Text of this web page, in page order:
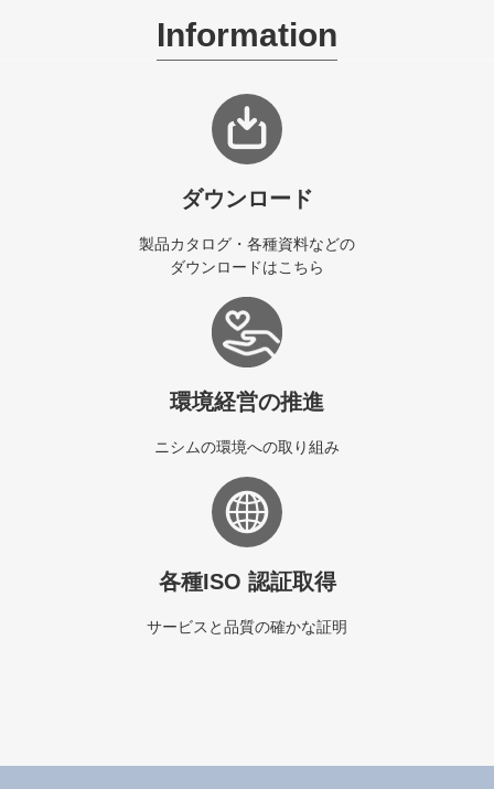
Information
ダウンロード
製品カタログ・各種資料などの
ダウンロードはこちら
環境経営の推進
ニシムの環境への取り組み
各種ISO 認証取得
サービスと品質の確かな証明